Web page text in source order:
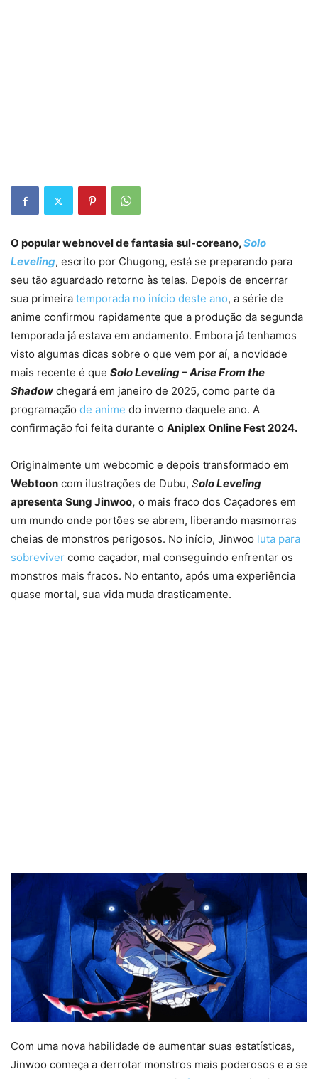
O popular webnovel de fantasia sul-coreano,Solo
Leveling, escrito por Chugong, está se preparando para
seu tão aguardado retorno às telas. Depois de encerrar
sua primeira temporada no início deste ano, a série de
anime confirmou rapidamente que a produção da segunda
temporada já estava em andamento. Embora já tenhamos
visto algumas dicas sobre o que vem por aí, a novidade
mais recente é que Solo Leveling – Arise From the
Shadow chegará em janeiro de 2025, como parte da
programação de anime do inverno daquele ano. A
confirmação foi feita durante o Aniplex Online Fest 2024.
Originalmente um webcomic e depois transformado em
Webtoon com ilustrações de Dubu, Solo Leveling
apresenta Sung Jinwoo, o mais fraco dos Caçadores em
um mundo onde portões se abrem, liberando masmorras
cheias de monstros perigosos. No início, Jinwoo luta para
sobreviver como caçador, mal conseguindo enfrentar os
monstros mais fracos. No entanto, após uma experiência
quase mortal, sua vida muda drasticamente.
Com uma nova habilidade de aumentar suas estatísticas,
Jinwoo começa a derrotar monstros mais poderosos e a se